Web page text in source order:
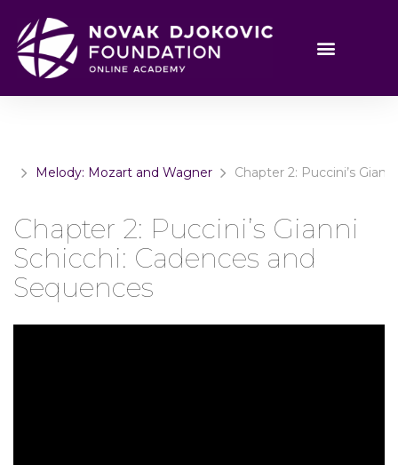
Melody: Mozart and Wagner Chapter 2: Puccini’s
Chapter 2: Puccini’s Gianni
Schicchi: Cadences and
Sequences